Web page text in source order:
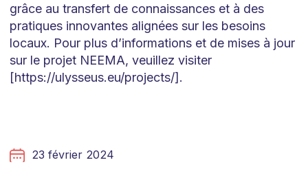
grâce au transfert de connaissances et à des
pratiques innovantes alignées sur les besoins
locaux. Pour plus d’informations et de mises à jour
sur le projet NEEMA, veuillez visiter
[https://ulysseus.eu/projects/].
23 février 2024